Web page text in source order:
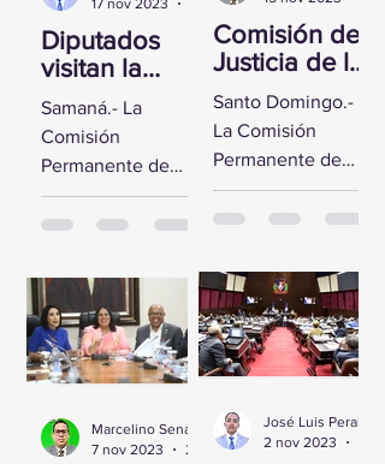
Diputados
visitan la
Fortaleza de
Santa
Bárbara de
Samaná
Samaná.- La
Comisión
Permanente de
Derechos
Humanos de la
Diputados visitó la
Fortaleza de Santa
Bárbara de
Samaná, a fin de...
Comisión de
Justicia de la
CD se reúne
con Yeni
Berenice
Reynoso
Santo Domingo.-
La Comisión
Permanente de
Justicia de la
Cámara de
un encuentro con
la Directora de
Persecución del...
Marcelino Sena
7 nov 2023
José Luis Peralta
2 nov 2023